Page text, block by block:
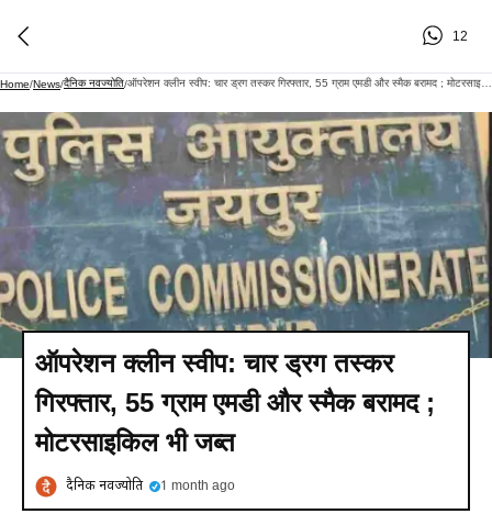
12
Home/News/दैनिक नवज्योति/
ऑपरेशन क्लीन स्वीप: चार ड्रग तस्कर
गिरफ्तार, 55 ग्राम एमडी और स्मैक बरामद ;
मोटरसाइकिल भी जब्त
दैनिक नवज्योति 1 month ago